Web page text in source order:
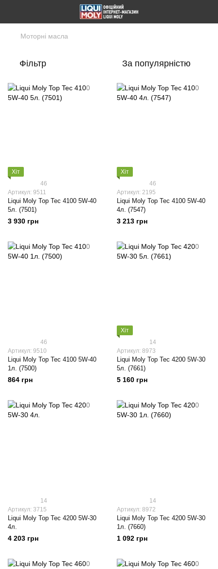
Моторні масла
Фільтр За популярністю
Хіт
46
Артикул: 9511
Liqui Moly Top Tec 4100 5W-40
5л. (7501)
3 930 грн
Хіт
46
Артикул: 2195
Liqui Moly Top Tec 4100 5W-40
4л. (7547)
3 213 грн
46
Артикул: 9510
Liqui Moly Top Tec 4100 5W-40
1л. (7500)
864 грн
Хіт
14
Артикул: 8973
Liqui Moly Top Tec 4200 5W-30
5л. (7661)
5 160 грн
14
Артикул: 3715
Liqui Moly Top Tec 4200 5W-30
4л.
4 203 грн
14
Артикул: 8972
Liqui Moly Top Tec 4200 5W-30
1л. (7660)
1 092 грн